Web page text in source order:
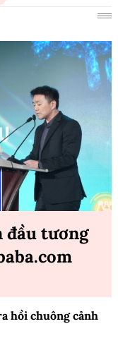
đầu tương
hồi chuông cảnh